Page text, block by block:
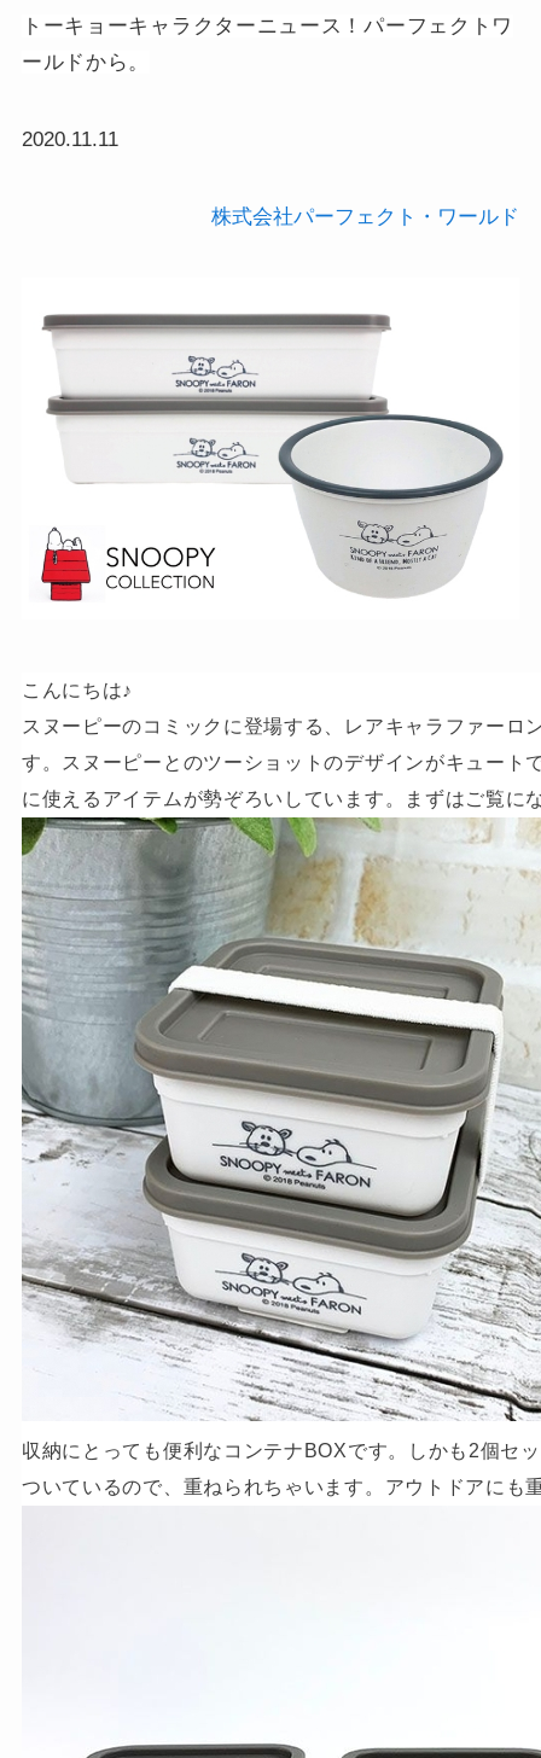
トーキョーキャラクターニュース！パーフェクトワ
ールドから。
2020.11.11
株式会社パーフェクト・ワールド
こんにちは♪
スヌーピーのコミックに登場する、レアキャラファーロ
す。スヌーピーとのツーショットのデザインがキュート
に使えるアイテムが勢ぞろいしています。まずはご覧に
収納にとっても便利なコンテナBOXです。しかも2個セ
ついているので、重ねられちゃいます。アウトドアにも